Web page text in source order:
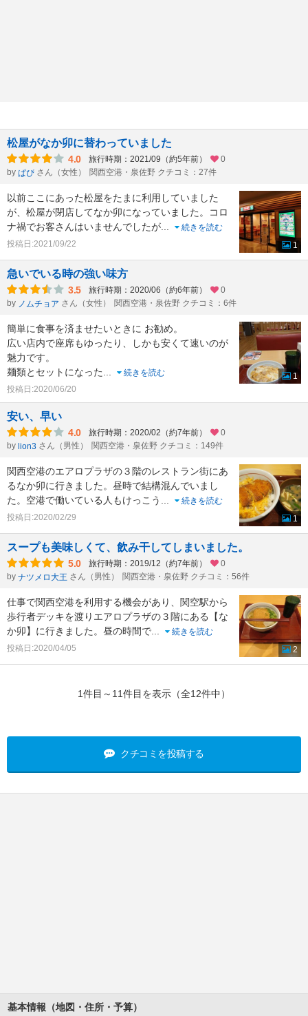
松屋がなか卯に替わっていました
4.0 旅行時期：2021/09（約5年前）
0
by ぱぴ さん（女性） 関西空港・泉佐野 クチコミ：27件
以前ここにあった松屋をたまに利用していました
が、松屋が閉店してなか卯になっていました。コロ
ナ禍でお客さんはいませんでしたが
続きを読む
投稿日:2021/09/22
1
急いでいる時の強い味方
3.5 旅行時期：2020/06（約6年前）
0
by ノムチョア さん（女性） 関西空港・泉佐野 クチコミ：6件
簡単に食事を済ませたいときに お勧め。
広い店内で座席もゆったり、しかも安くて速いのが
魅力です。
麺類とセットになった
続きを読む
投稿日:2020/06/20
1
安い、早い
4.0 旅行時期：2020/02（約7年前）
0
by lion3 さん（男性） 関西空港・泉佐野 クチコミ：149件
関西空港のエアロプラザの３階のレストラン街にあ
るなか卯に行きました。昼時で結構混んでいまし
た。空港で働いている人もけっこう
続きを読む
投稿日:2020/02/29
1
スープも美味しくて、飲み干してしまいました。
5.0 旅行時期：2019/12（約7年前）
0
by ナツメロ大王 さん（男性） 関西空港・泉佐野 クチコミ：56件
仕事で関西空港を利用する機会があり、関空駅から
歩行者デッキを渡りエアロプラザの３階にある【な
か卯】に行きました。昼の時間で
続きを読む
投稿日:2020/04/05
2
1件目～11件目を表示（全12件中）
クチコミを投稿する
基本情報（地図・住所・予算）